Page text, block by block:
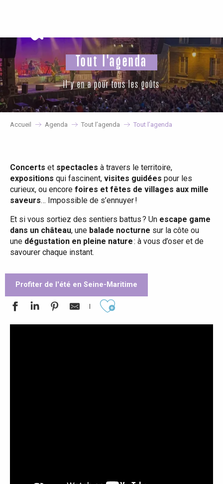
principal
Tout l'agenda
il y en a pour tous les goûts
Accueil Agenda Tout l’agenda Tout l’agenda
Concerts et spectacles à travers le territoire,
expositions qui fascinent, visites guidées pour les
curieux, ou encore foires et fêtes de villages aux mille
saveurs… Impossible de s’ennuyer !
Et si vous sortiez des sentiers battus ? Un escape game
dans un château, une balade nocturne sur la côte ou
une dégustation en pleine nature: à vous d’oser et de
savourer chaque instant.
Profiter de l'été en Seine-Maritime
Ajouter aux favoris